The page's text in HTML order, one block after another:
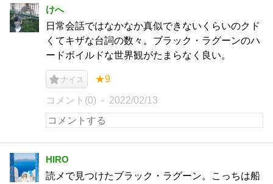
けへ
日常会話ではなかなか真似できないくらいのクド
くてキザな台詞の数々。ブラック・ラグーンのハ
ードボイルドな世界観がたまらなく良い。
ナイス ★9
コメント(0) 2022/02/13
HIRO
読メで見つけたブラック・ラグーン。こっちは船